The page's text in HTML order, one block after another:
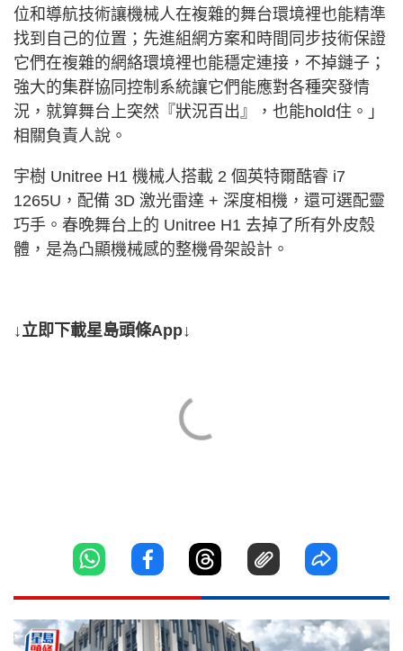
位和導航技術讓機械人在複雜的舞台環境裡也能精準
找到自己的位置；先進組網方案和時間同步技術保證
它們在複雜的網絡環境裡也能穩定連接，不掉鏈子；
強大的集群協同控制系統讓它們能應對各種突發情
況，就算舞台上突然『狀況百出』，也能hold住。」
相關負責人說。
宇樹 Unitree H1 機械人搭載 2 個英特爾酷睿 i7
1265U，配備 3D 激光雷達 + 深度相機，還可選配靈
巧手。春晚舞台上的 Unitree H1 去掉了所有外皮殼
體，是為凸顯機械感的整機骨架設計。
↓立即下載星島頭條App↓